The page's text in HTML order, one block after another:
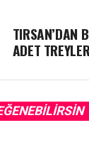
TIRSAN’DAN
ADET